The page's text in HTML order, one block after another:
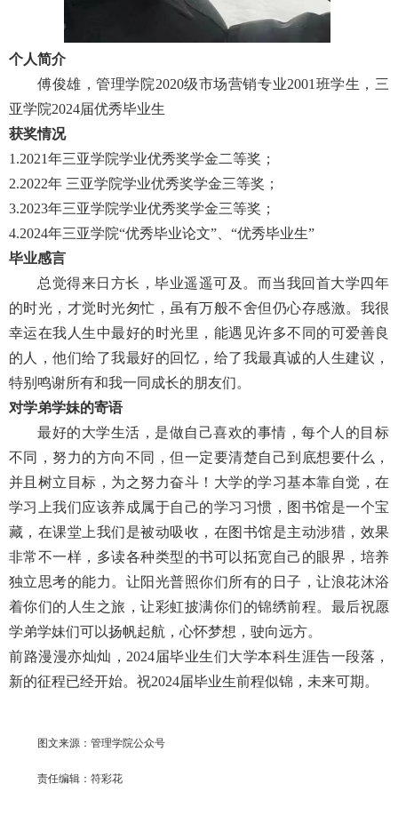
个人简介
傅俊雄，管理学院2020级市场营销专业2001班学生，三
亚学院2024届优秀毕业生
获奖情况
1.2021年三亚学院学业优秀奖学金二等奖；
2.2022年 三亚学院学业优秀奖学金三等奖；
3.2023年三亚学院学业优秀奖学金三等奖；
4.2024年三亚学院“优秀毕业论文”、“优秀毕业生”
毕业感言
总觉得来日方长，毕业遥遥可及。而当我回首大学四年
的时光，才觉时光匆忙，虽有万般不舍但仍心存感激。我很
幸运在我人生中最好的时光里，能遇见许多不同的可爱善良
的人，他们给了我最好的回忆，给了我最真诚的人生建议，
特别鸣谢所有和我一同成长的朋友们。
对学弟学妹的寄语
最好的大学生活，是做自己喜欢的事情，每个人的目标
不同，努力的方向不同，但一定要清楚自己到底想要什么，
并且树立目标，为之努力奋斗！大学的学习基本靠自觉，在
学习上我们应该养成属于自己的学习习惯，图书馆是一个宝
藏，在课堂上我们是被动吸收，在图书馆是主动涉猎，效果
非常不一样，多读各种类型的书可以拓宽自己的眼界，培养
独立思考的能力。让阳光普照你们所有的日子，让浪花沐浴
着你们的人生之旅，让彩虹披满你们的锦绣前程。最后祝愿
学弟学妹们可以扬帆起航，心怀梦想，驶向远方。
前路漫漫亦灿灿，2024届毕业生们大学本科生涯告一段落，
新的征程已经开始。祝2024届毕业生前程似锦，未来可期。
图文来源：管理学院公众号
责任编辑：符彩花